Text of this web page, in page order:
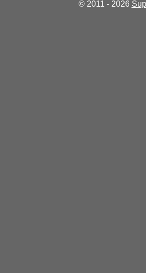
© 2011 - 2026